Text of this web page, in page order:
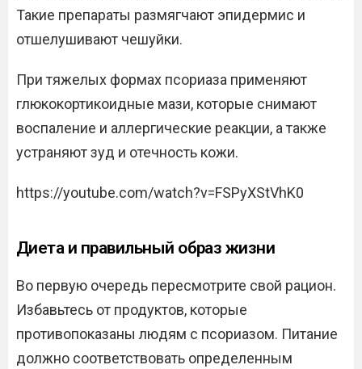
Такие препараты размягчают эпидермис и
отшелушивают чешуйки.
При тяжелых формах псориаза применяют
глюкокортикоидные мази, которые снимают
воспаление и аллергические реакции, а также
устраняют зуд и отечность кожи.
https://youtube.com/watch?v=FSPyXStVhK0
Диета и правильный образ жизни
Во первую очередь пересмотрите свой рацион.
Избавьтесь от продуктов, которые
противопоказаны людям с псориазом. Питание
должно соответствовать определенным